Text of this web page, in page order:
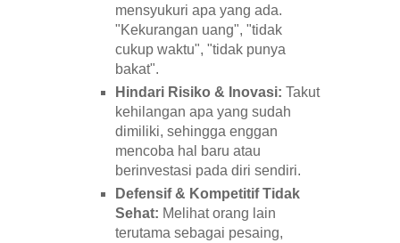
mensyukuri apa yang ada.
"Kekurangan uang", "tidak
cukup waktu", "tidak punya
bakat".
Hindari Risiko & Inovasi: Takut
kehilangan apa yang sudah
dimiliki, sehingga enggan
mencoba hal baru atau
berinvestasi pada diri sendiri.
Defensif & Kompetitif Tidak
Sehat: Melihat orang lain
terutama sebagai pesaing,